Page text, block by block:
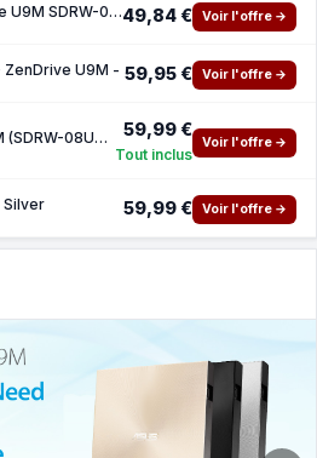
Asus ASUS ZenDrive U9M SDRW-08U9M-U - lecteur DVDÂ±RW (Â±R DL) - USB 2.0 - externe49,84 € Voir l'offre →
ZenDrive U9M - 59,95 € Voir l'offre →
ASUS ZenDrive U9M (SDRW-08U9M-U) Silver 59,99 €
Tout inclus
Voir l'offre →
Silver 59,99 € Voir l'offre →